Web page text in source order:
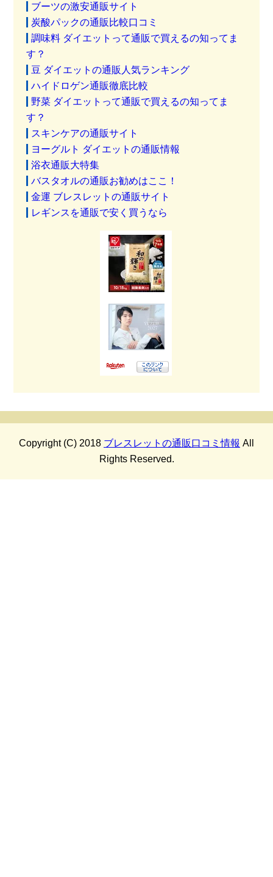
ブーツの激安通販サイト
炭酸パックの通販比較口コミ
調味料 ダイエットって通販で買えるの知ってま
す？
豆 ダイエットの通販人気ランキング
ハイドロゲン通販徹底比較
野菜 ダイエットって通販で買えるの知ってま
す？
スキンケアの通販サイト
ヨーグルト ダイエットの通販情報
浴衣通販大特集
バスタオルの通販お勧めはここ！
金運 ブレスレットの通販サイト
レギンスを通販で安く買うなら
Copyright (C) 2018 ブレスレットの通販口コミ情報 All
Rights Reserved.